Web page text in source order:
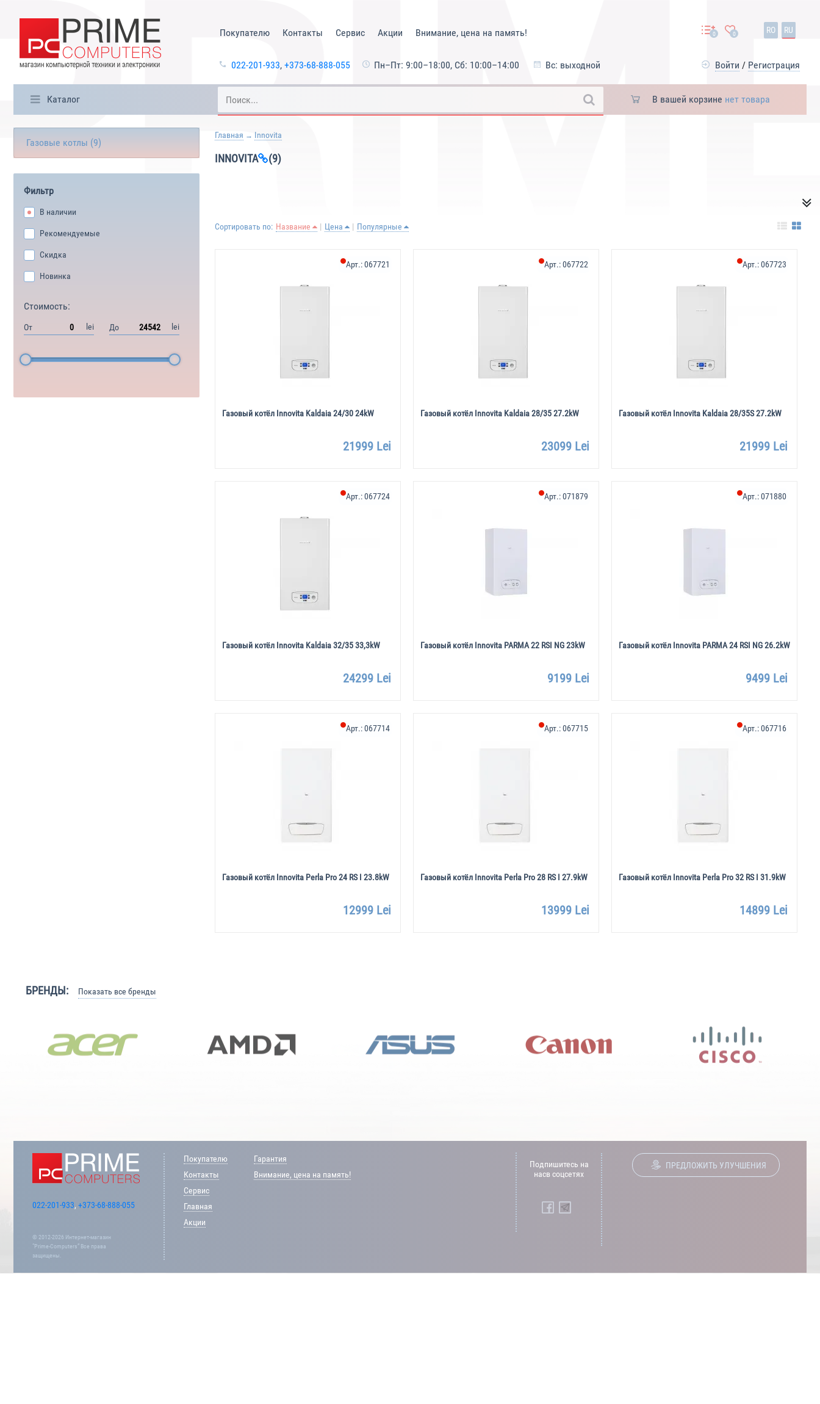
Покупателю Контакты Сервис Акции Внимание, цена на память!
022-201-933, +373-68-888-055 Пн–Пт: 9:00–18:00, Сб: 10:00–14:00 Вс: выходной
0 0 RO RU
Войти / Регистрация
Каталог В вашей корзине нет товара
Газовые котлы (9)
Фильтр
В наличии
Рекомендуемые
Скидка
Новинка
Стоимость:
От lei До lei
Главная Innovita
INNOVITA (9)
Сортировать по: Название Цена Популярные
Газовый котёл Innovita Kaldaia 24/30 24kW
Арт.:067721
21999 Lei
Газовый котёл Innovita Kaldaia 28/35 27.2kW
Арт.:067722
23099 Lei
Газовый котёл Innovita Kaldaia 28/35S 27.2kW
Арт.:067723
21999 Lei
Газовый котёл Innovita Kaldaia 32/35 33,3kW
Арт.:067724
24299 Lei
Газовый котёл Innovita PARMA 22 RSI NG 23kW
Арт.:071879
9199 Lei
Газовый котёл Innovita PARMA 24 RSI NG 26.2kW
Арт.:071880
9499 Lei
Газовый котёл Innovita Perla Pro 24 RS I 23.8kW
Арт.:067714
12999 Lei
Газовый котёл Innovita Perla Pro 28 RS I 27.9kW
Арт.:067715
13999 Lei
Газовый котёл Innovita Perla Pro 32 RS I 31.9kW
Арт.:067716
14899 Lei
БРЕНДЫ: Показать все бренды
022-201-933, +373-68-888-055
© 2012-2026 Интернет-магазин
“Prime-Computers” Все права
защищены.
Покупателю
Контакты
Сервис
Главная
Акции
Гарантия
Внимание, цена на память!
Подпишитесь на
насв соцсетях
ПРЕДЛОЖИТЬ УЛУЧШЕНИЯ